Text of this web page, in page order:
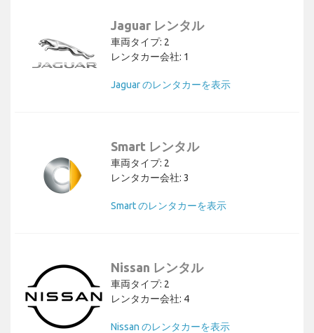
Jaguar レンタル
車両タイプ: 2
レンタカー会社: 1
Jaguar のレンタカーを表示
Smart レンタル
車両タイプ: 2
レンタカー会社: 3
Smart のレンタカーを表示
Nissan レンタル
車両タイプ: 2
レンタカー会社: 4
Nissan のレンタカーを表示